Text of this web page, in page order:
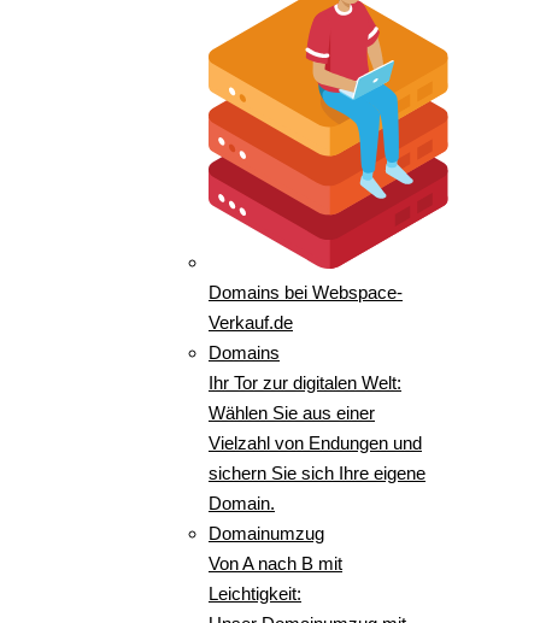
Domains bei Webspace-
Verkauf.de
Domains
Ihr Tor zur digitalen Welt:
Wählen Sie aus einer
Vielzahl von Endungen und
sichern Sie sich Ihre eigene
Domain.
Domainumzug
Von A nach B mit
Leichtigkeit: